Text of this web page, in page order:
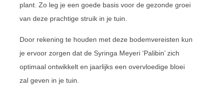
plant. Zo leg je een goede basis voor de gezonde groei
van deze prachtige struik in je tuin.
Door rekening te houden met deze bodemvereisten kun
je ervoor zorgen dat de Syringa Meyeri ‘Palibin’ zich
optimaal ontwikkelt en jaarlijks een overvloedige bloei
zal geven in je tuin.